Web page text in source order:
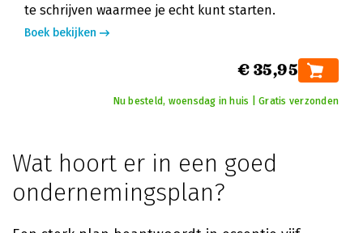
te schrijven waarmee je echt kunt starten.
Boek bekijken
€ 35,95
Nu besteld, woensdag in huis | Gratis verzonden
Wat hoort er in een goed
ondernemingsplan?